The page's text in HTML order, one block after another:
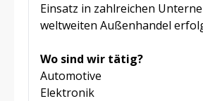
Einsatz in zahlreichen
weltweiten Außenhandel
Wo sind wir tätig?
Automotive
Elektronik